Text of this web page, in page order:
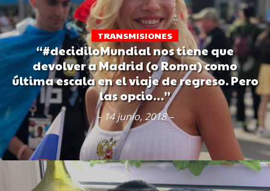
TRANSMISIONES
“#decidiloMundial nos tiene que
devolver a Madrid (o Roma) como
última escala en el viaje de regreso. Pero
las opcio…”
– 14 junio, 2018 –